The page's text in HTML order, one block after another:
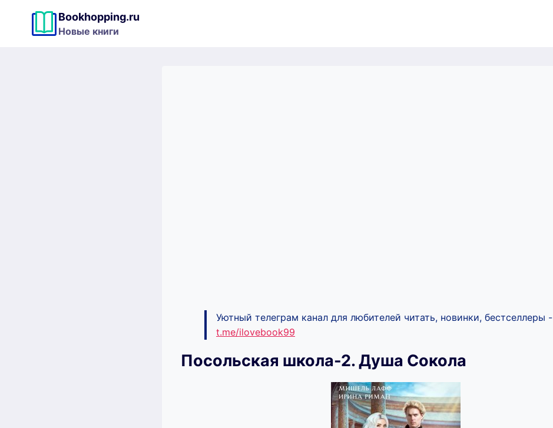
содержимому
Bookhopping.ru
Новые книги
Уютный телеграм канал для любителей читать, новинки, бестселлеры -
t.me/ilovebook99
Посольская школа-2. Душа Сокола